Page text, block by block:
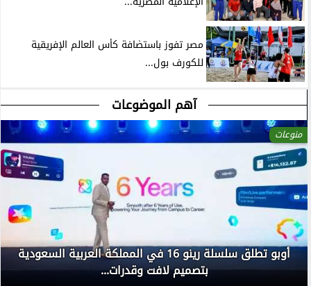
مصر تفوز باستضافة كأس العالم الإفريقية
للكورف بول...
آهم الموضوعات
منوعات
أوبو تطلق سلسلة رينو 16 في المملكة العربية السعودية
بتصميم لافت وقدرات...